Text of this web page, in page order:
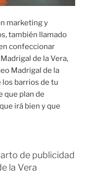
marketing y
también llamado
confeccionar
de la Vera,
Madrigal de la
los barrios de tu
que plan de
irá bien y que
de publicidad
la Vera